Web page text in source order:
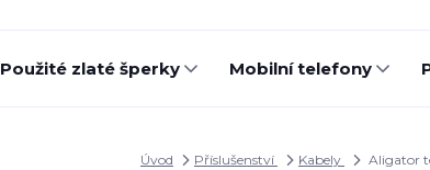
Použité zlaté šperky Mobilní telefony
Úvod Příslušenství Kabely Aligator